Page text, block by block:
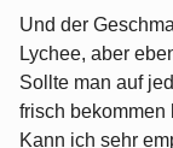
Und der
Lychee, aber
Sollte man auf
frisch bekommen
Kann ich sehr